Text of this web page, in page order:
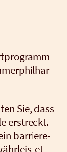
Sie, dass
erstreckt.
bar­rie­re­